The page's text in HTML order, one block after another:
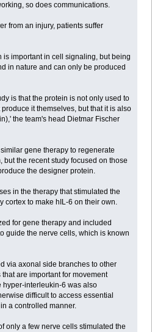
so does communications.
from an injury, patients suffer
is important in cell signaling, but being
in nature and can only be produced
is that the protein is not only used to
it themselves, but that it is also
the team's head Dietmar Fischer
gene therapy to regenerate
but the recent study focused on those
the designer protein.
in the therapy that stimulated the
cortex to make hIL-6 on their own.
for gene therapy and included
guide the nerve cells, which is known
via axonal side branches to other
are important for movement
hyper-interleukin-6 was also
difficult to access essential
a controlled manner.
only a few nerve cells stimulated the